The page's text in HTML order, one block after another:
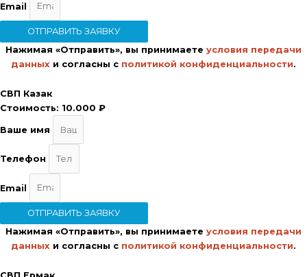
Email
ОТПРАВИТЬ ЗАЯВКУ
Нажимая «Отправить», вы принимаете условия передачи
данных и согласны с политикой конфиденциальности.
СВП Казак
Стоимость: 10.000 ₽
Ваше имя
Телефон
Email
ОТПРАВИТЬ ЗАЯВКУ
Нажимая «Отправить», вы принимаете условия передачи
данных и согласны с политикой конфиденциальности.